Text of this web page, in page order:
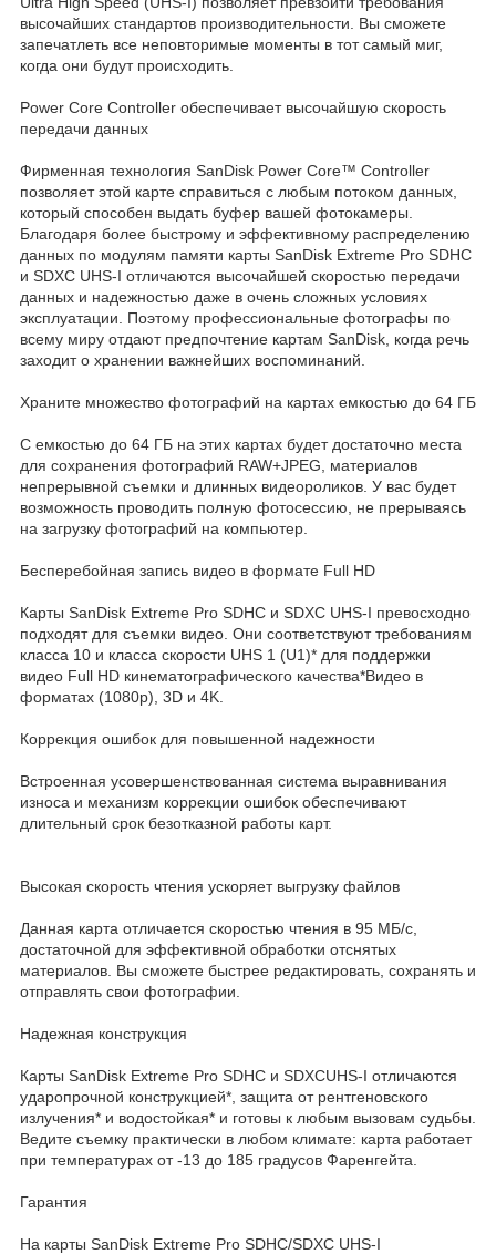
высочайших стандартов производительности. Вы сможете
запечатлеть все неповторимые моменты в тот самый миг,
когда они будут происходить.
Power Core Controller обеспечивает высочайшую скорость
передачи данных
Фирменная технология SanDisk Power Core™ Controller
позволяет этой карте справиться с любым потоком данных,
который способен выдать буфер вашей фотокамеры.
Благодаря более быстрому и эффективному распределению
данных по модулям памяти карты SanDisk Extreme Pro SDHC
и SDXC UHS-I отличаются высочайшей скоростью передачи
данных и надежностью даже в очень сложных условиях
эксплуатации. Поэтому профессиональные фотографы по
всему миру отдают предпочтение картам SanDisk, когда речь
заходит о хранении важнейших воспоминаний.
Храните множество фотографий на картах емкостью до 64 ГБ
С емкостью до 64 ГБ на этих картах будет достаточно места
для сохранения фотографий RAW+JPEG, материалов
непрерывной съемки и длинных видеороликов. У вас будет
возможность проводить полную фотосессию, не прерываясь
на загрузку фотографий на компьютер.
Бесперебойная запись видео в формате Full HD
Карты SanDisk Extreme Pro SDHC и SDXC UHS-I превосходно
подходят для съемки видео. Они соответствуют требованиям
класса 10 и класса скорости UHS 1 (U1)* для поддержки
видео Full HD кинематографического качества*Видео в
форматах (1080p), 3D и 4K.
Коррекция ошибок для повышенной надежности
Встроенная усовершенствованная система выравнивания
износа и механизм коррекции ошибок обеспечивают
длительный срок безотказной работы карт.
Высокая скорость чтения ускоряет выгрузку файлов
Данная карта отличается скоростью чтения в 95 МБ/с,
достаточной для эффективной обработки отснятых
материалов. Вы сможете быстрее редактировать, сохранять и
отправлять свои фотографии.
Надежная конструкция
Карты SanDisk Extreme Pro SDHC и SDXCUHS-I отличаются
ударопрочной конструкцией*, защита от рентгеновского
излучения* и водостойкая* и готовы к любым вызовам судьбы.
Ведите съемку практически в любом климате: карта работает
при температурах от -13 до 185 градусов Фаренгейта.
Гарантия
На карты SanDisk Extreme Pro SDHC/SDXC UHS-I